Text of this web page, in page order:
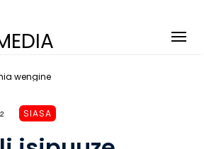
wengine
SIASA